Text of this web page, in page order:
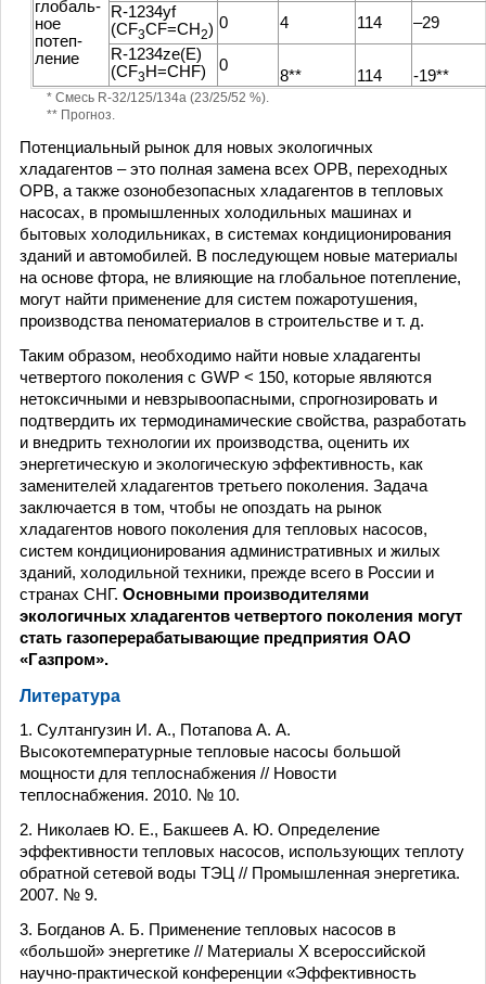
глобаль-
ное
потеп-
ление
R-1234yf
(CF3CF=CH2) 0 4 114
–29
R-1234ze(E)
(CF3H=CHF) 0
8** 114 -19**
* Смесь R-32/125/134a (23/25/52 %).
** Прогноз.
Потенциальный рынок для новых экологичных
хладагентов – это полная замена всех ОРВ, переходных
ОРВ, а также озонобезопасных хладагентов в тепловых
насосах, в промышленных холодильных машинах и
бытовых холодильниках, в системах кондиционирования
зданий и автомобилей. В последующем новые материалы
на основе фтора, не влияющие на глобальное потепление,
могут найти применение для систем пожаротушения,
производства пеноматериалов в строительстве и т. д.
Таким образом, необходимо найти новые хладагенты
четвертого поколения с GWP < 150, которые являются
нетоксичными и невзрывоопасными, спрогнозировать и
подтвердить их термодинамические свойства, разработать
и внедрить технологии их производства, оценить их
энергетическую и экологическую эффективность, как
заменителей хладагентов третьего поколения. Задача
заключается в том, чтобы не опоздать на рынок
хладагентов нового поколения для тепловых насосов,
систем кондиционирования административных и жилых
зданий, холодильной техники, прежде всего в России и
странах СНГ. Основными производителями
экологичных хладагентов четвертого поколения могут
стать газоперерабатывающие предприятия ОАО
«Газпром».
Литература
1. Султангузин И. А., Потапова А. А.
Высокотемпературные тепловые насосы большой
мощности для теплоснабжения // Новости
теплоснабжения. 2010. № 10.
2. Николаев Ю. Е., Бакшеев А. Ю. Определение
эффективности тепловых насосов, использующих теплоту
обратной сетевой воды ТЭЦ // Промышленная энергетика.
2007. № 9.
3. Богданов А. Б. Применение тепловых насосов в
«большой» энергетике // Материалы X всероссийской
научно-практической конференции «Эффективность